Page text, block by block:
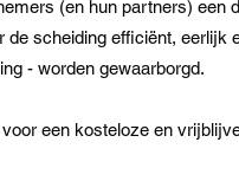
(en hun partners) een
de scheiding efficiënt, eerlijk
- worden gewaarborgd.
een kosteloze en